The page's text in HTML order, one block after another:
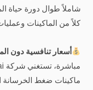
شاملاً طوال دورة حياة
كلاً من الماكينات
أسعار تنافسية دون
ماكينات ضغط الخرسانة